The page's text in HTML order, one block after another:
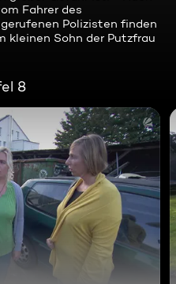
Fahrer des
Polizisten finden
kleinen Sohn der Putzfrau
8